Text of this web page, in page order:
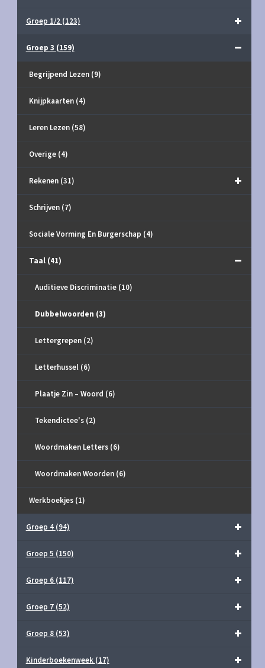
Groep 1/2 (123)
Groep 3 (159)
Begrijpend Lezen (9)
Knijpkaarten (4)
Leren Lezen (58)
Overige (4)
Rekenen (31)
Schrijven (7)
Sociale Vorming En Burgerschap (4)
Taal (41)
Auditieve Discriminatie (10)
Dubbelwoorden (3)
Lettergrepen (2)
Letterhussel (6)
Plaatje Zin – Woord (6)
Tekendictee's (2)
Woordmaken Letters (6)
Woordmaken Woorden (6)
Werkboekjes (1)
Groep 4 (94)
Groep 5 (150)
Groep 6 (117)
Groep 7 (52)
Groep 8 (53)
Kinderboekenweek (17)